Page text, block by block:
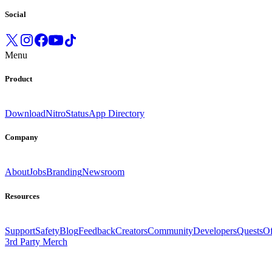
Social
Menu
Product
DownloadNitroStatusApp Directory
Company
AboutJobsBrandingNewsroom
Resources
SupportSafetyBlogFeedbackCreatorsCommunityDevelopersQuests
3rd Party Merch